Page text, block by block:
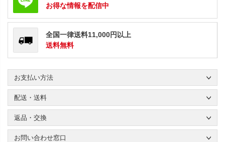
お得な情報を配信中
全国一律送料11,000円以上
送料無料
お支払い方法
配送・送料
返品・交換
お問い合わせ窓口